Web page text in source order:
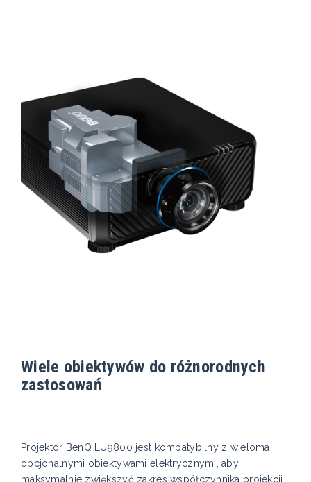
Wiele obiektywów do różnorodnych
zastosowań
Projektor BenQ LU9800 jest kompatybilny z wieloma
opcjonalnymi obiektywami elektrycznymi, aby
maksymalnie zwiększyć zakres współczynnika projekcji.